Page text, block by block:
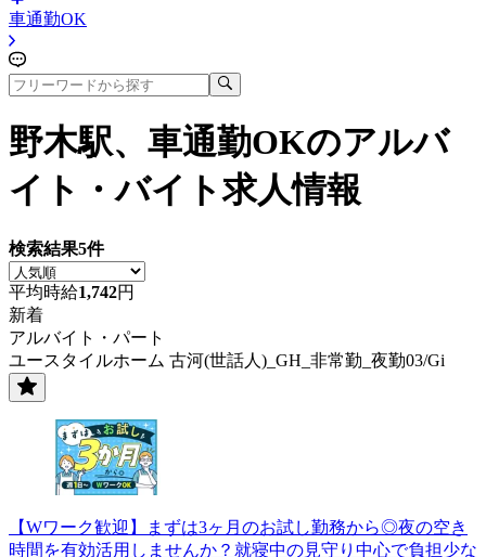
車通勤OK
野木駅、車通勤OKのアルバ
イト・バイト求人情報
検索結果5件
平均時給1,742円
新着
アルバイト・パート
ユースタイルホーム 古河(世話人)_GH_非常勤_夜勤03/Gi
【Wワーク歓迎】まずは3ヶ月のお試し勤務から◎夜の空き
時間を有効活用しませんか？就寝中の見守り中心で負担少な